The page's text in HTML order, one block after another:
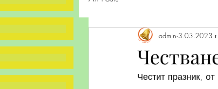
admin 3.03.2023
Честит празник,